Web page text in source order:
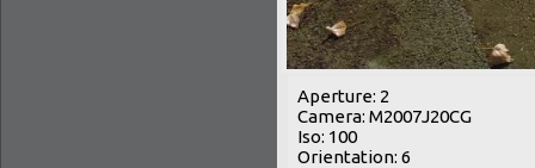
Aperture: 2
Camera: M2007J20CG
Iso: 100
Orientation: 6